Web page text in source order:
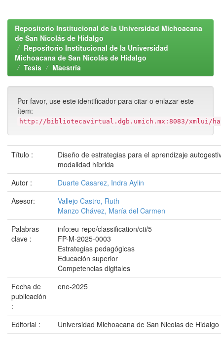
Repositorio Institucional de la Universidad Michoacana
de San Nicolás de Hidalgo
Repositorio Institucional de la Universidad
Michoacana de San Nicolás de Hidalgo
Tesis
Maestría
Por favor, use este identificador para citar o enlazar este
ítem:
http://bibliotecavirtual.dgb.umich.mx:8083/xmlui/
Título :
Diseño de estrategias para el aprendizaje
modalidad híbrida
Autor :
Duarte Casarez, Indra Aylin
Asesor:
Vallejo Castro, Ruth
Manzo Chávez, María del Carmen
Palabras
clave :
info:eu-repo/classification/cti/5
FP-M-2025-0003
Estrategias pedagógicas
Educación superior
Competencias digitales
Fecha de
publicación
:
ene-2025
Editorial :
Universidad Michoacana de San Nicolas de Hidalgo